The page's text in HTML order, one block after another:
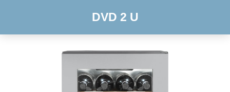
DVD 2 U